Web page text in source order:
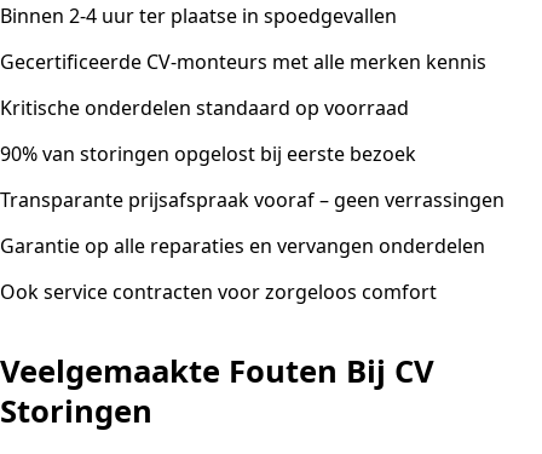
Binnen 2-4 uur ter plaatse in spoedgevallen
Gecertificeerde CV-monteurs met alle merken kennis
Kritische onderdelen standaard op voorraad
90% van storingen opgelost bij eerste bezoek
Transparante prijsafspraak vooraf – geen verrassingen
Garantie op alle reparaties en vervangen onderdelen
Ook service contracten voor zorgeloos comfort
Veelgemaakte Fouten Bij CV
Storingen